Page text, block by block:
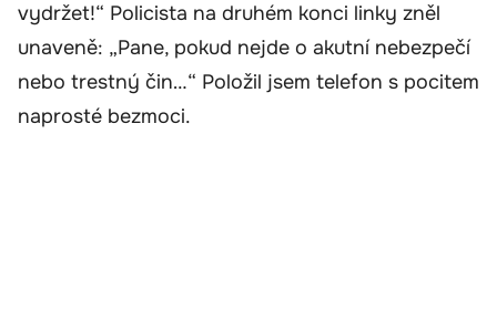
vydržet!“ Policista na druhém konci linky zněl
unaveně: „Pane, pokud nejde o akutní nebezpečí
nebo trestný čin…“ Položil jsem telefon s pocitem
naprosté bezmoci.